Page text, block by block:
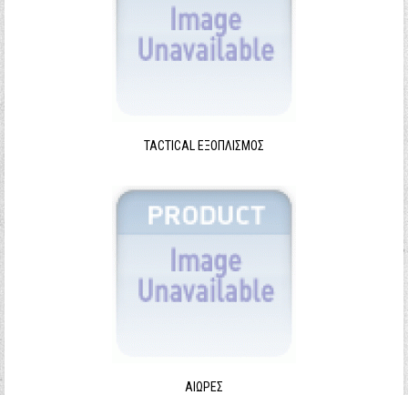
TACTICAL ΕΞΟΠΛΙΣΜΌΣ
ΑΙΩΡΕΣ